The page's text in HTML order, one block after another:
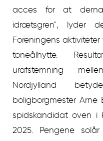
acces for at
idrætsgren", lyder
Foreningens
toneålhytte.
urafstemning
Nordjylland
boligborgmester Arne
spidskandidat oven i
2025. Pengene